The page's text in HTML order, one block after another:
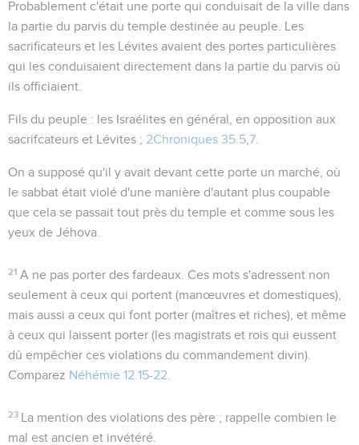
Probablement c'était une porte qui conduisait de la ville dans
la partie du parvis du temple destinée au peuple. Les
sacrificateurs et les Lévites avaient des portes particulières
qui les conduisaient directement dans la partie du parvis où
ils officiaient.
Fils du peuple : les Israélites en général, en opposition aux
sacrifcateurs et Lévites ; 2Chroniques 35.5 7
On a supposé qu'il y avait devant cette porte un marché, où
le sabbat était violé d'une manière d'autant plus coupable
que cela se passait tout près du temple et comme sous les
yeux de Jéhova.
21 A ne pas porter des fardeaux . Ces mots s'adressent non
seulement à ceux qui portent (manœuvres et domestiques),
mais aussi a ceux qui font porter (maîtres et riches), et même
à ceux qui laissent porter (les magistrats et rois qui eussent
dû empêcher ces violations du commandement divin).
Comparez Néhémie 12.15-22
23 La mention des violations des père ; rappelle combien le
mal est ancien et invétéré.